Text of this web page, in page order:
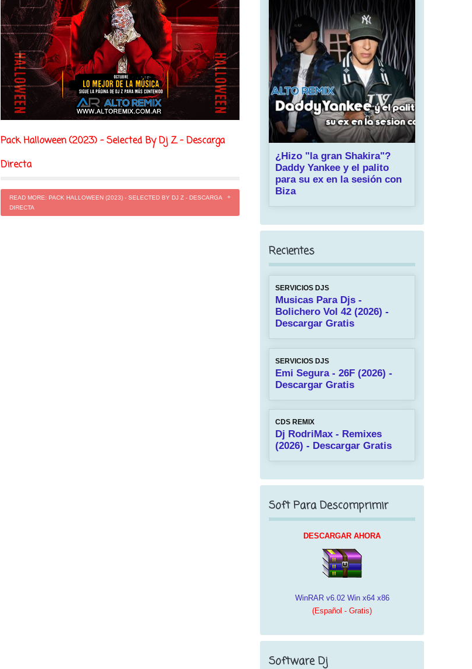
Pack Halloween (2023) - Selected By Dj Z - Descarga
Directa
READ MORE: PACK HALLOWEEN (2023) - SELECTED BY DJ Z - DESCARGA
DIRECTA
¿Hizo "la gran Shakira"?
Daddy Yankee y el palito
para su ex en la sesión con
Biza
Recientes
SERVICIOS DJS
Musicas Para Djs -
Bolichero Vol 42 (2026) -
Descargar Gratis
SERVICIOS DJS
Emi Segura - 26F (2026) -
Descargar Gratis
CDS REMIX
Dj RodriMax - Remixes
(2026) - Descargar Gratis
Soft Para Descomprimir
DESCARGAR AHORA
WinRAR v6.02 Win x64 x86
(Español - Gratis)
Software Dj